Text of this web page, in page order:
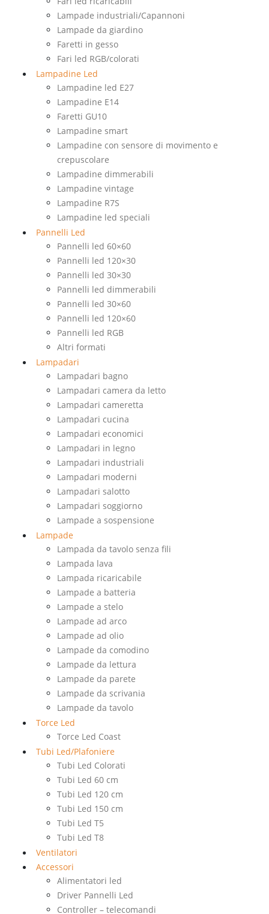
Lampade industriali/Capannoni
Lampade da giardino
Faretti in gesso
Fari led RGB/colorati
Lampadine Led
Lampadine led E27
Lampadine E14
Faretti GU10
Lampadine smart
Lampadine con sensore di movimento e
crepuscolare
Lampadine dimmerabili
Lampadine vintage
Lampadine R7S
Lampadine led speciali
Pannelli Led
Pannelli led 60×60
Pannelli led 120×30
Pannelli led 30×30
Pannelli led dimmerabili
Pannelli led 30×60
Pannelli led 120×60
Pannelli led RGB
Altri formati
Lampadari
Lampadari bagno
Lampadari camera da letto
Lampadari cameretta
Lampadari cucina
Lampadari economici
Lampadari in legno
Lampadari industriali
Lampadari moderni
Lampadari salotto
Lampadari soggiorno
Lampade a sospensione
Lampade
Lampada da tavolo senza fili
Lampada lava
Lampada ricaricabile
Lampade a batteria
Lampade a stelo
Lampade ad arco
Lampade ad olio
Lampade da comodino
Lampade da lettura
Lampade da parete
Lampade da scrivania
Lampade da tavolo
Torce Led
Torce Led Coast
Tubi Led/Plafoniere
Tubi Led Colorati
Tubi Led 60 cm
Tubi Led 120 cm
Tubi Led 150 cm
Tubi Led T5
Tubi Led T8
Ventilatori
Accessori
Alimentatori led
Driver Pannelli Led
Controller – telecomandi